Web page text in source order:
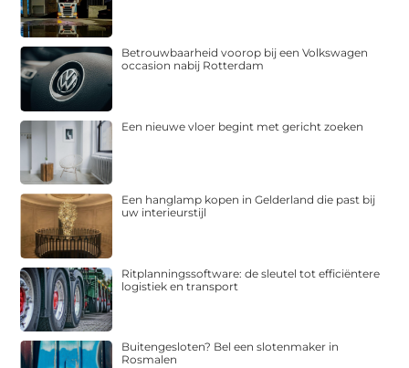
Betrouwbaarheid voorop bij een Volkswagen
occasion nabij Rotterdam
Een nieuwe vloer begint met gericht zoeken
Een hanglamp kopen in Gelderland die past bij
uw interieurstijl
Ritplanningssoftware: de sleutel tot efficiëntere
logistiek en transport
Buitengesloten? Bel een slotenmaker in
Rosmalen